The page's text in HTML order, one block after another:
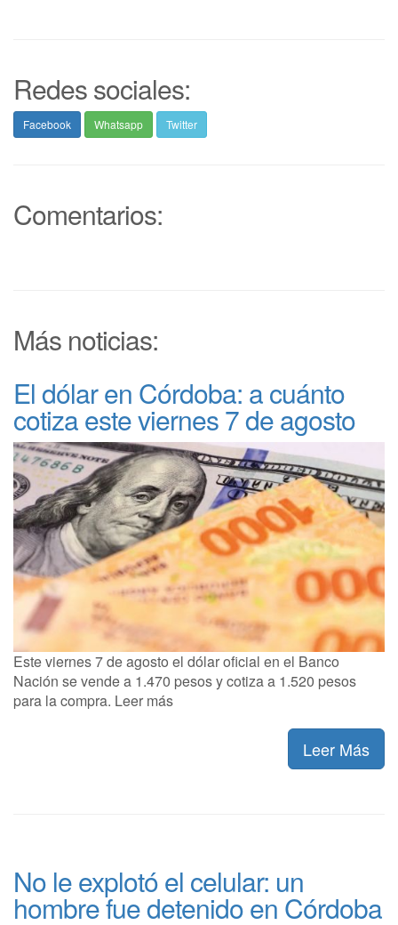
Redes sociales:
Facebook Whatsapp Twitter
Comentarios:
Más noticias:
El dólar en Córdoba: a cuánto
cotiza este viernes 7 de agosto
Este viernes 7 de agosto el dólar oficial en el Banco
Nación se vende a 1.470 pesos y cotiza a 1.520 pesos
para la compra. Leer más
Leer Más
No le explotó el celular: un
hombre fue detenido en Córdoba